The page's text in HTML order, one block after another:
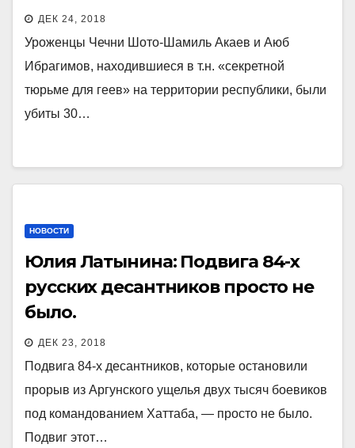
ДЕК 24, 2018
Уроженцы Чечни Шото-Шамиль Акаев и Аюб
Ибрагимов, находившиеся в т.н. «секретной
тюрьме для геев» на территории республики, были
убиты 30…
НОВОСТИ
Юлия Латынина: Подвига 84-х
русских десантников просто не
было.
ДЕК 23, 2018
Подвига 84-х десантников, которые остановили
прорыв из Аргунского ущелья двух тысяч боевиков
под командованием Хаттаба, — просто не было.
Подвиг этот…